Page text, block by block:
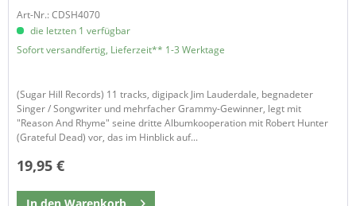
Art-Nr.: CDSH4070
die letzten 1 verfügbar
Sofort versandfertig, Lieferzeit** 1-3 Werktage
​(Sugar Hill Records) 11 tracks, digipack Jim Lauderdale, begnadeter
Singer / Songwriter und mehrfacher Grammy-Gewinner, legt mit
"Reason And Rhyme" seine dritte Albumkooperation mit Robert Hunter
(Grateful Dead) vor, das im Hinblick auf...
19,95 €
In den Warenkorb